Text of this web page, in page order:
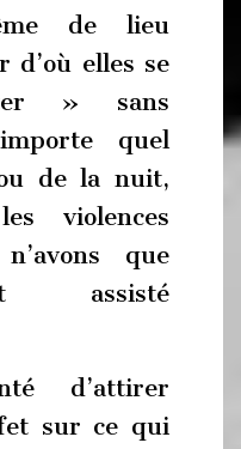
de lieu
elles se
» sans
quel
de la nuit,
violences
que
assisté
d’attirer
sur ce qui